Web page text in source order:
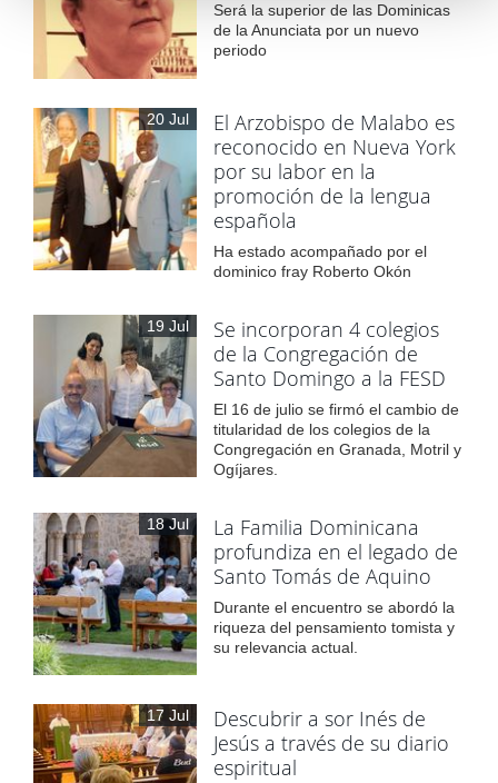
Será la superior de las Dominicas
de la Anunciata por un nuevo
periodo
20 Jul
El Arzobispo de Malabo es
reconocido en Nueva York
por su labor en la
promoción de la lengua
española
Ha estado acompañado por el
dominico fray Roberto Okón
19 Jul
Se incorporan 4 colegios
de la Congregación de
Santo Domingo a la FESD
El 16 de julio se firmó el cambio de
titularidad de los colegios de la
Congregación en Granada, Motril y
Ogíjares.
18 Jul
La Familia Dominicana
profundiza en el legado de
Santo Tomás de Aquino
Durante el encuentro se abordó la
riqueza del pensamiento tomista y
su relevancia actual.
17 Jul
Descubrir a sor Inés de
Jesús a través de su diario
espiritual